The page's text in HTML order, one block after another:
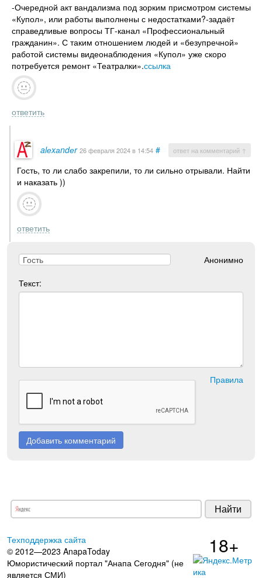
-Очередной акт вандализма под зорким присмотром системы
«Купол», или работы выполнены с недостатками?-задаёт
справедливые вопросы ТГ-канал «Профессиональный
гражданин». С таким отношением людей и «безупречной»
работой системы видеонаблюдения «Купол» уже скоро
потребуется ремонт «Театралки».ссылка
ответить
alеxаndеr 26 февраля 2024в 14:54 # ответ на комментарий ↑
Гость, то ли слабо закрепили, то ли сильно отрывали. Найти
и наказать ))
ответить
Анонимно
Текст:
Правила
Добавить комментарий
Техподдержка сайта
© 2012—2023 AnapaToday
Юмористический портал "Анапа Сегодня" (не
является СМИ)
18+